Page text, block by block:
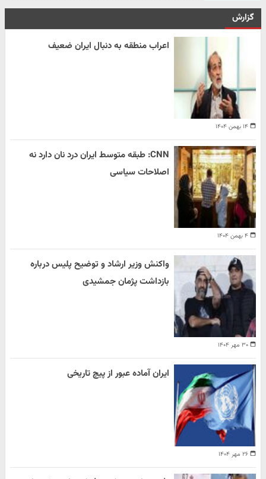
گزارش
۱۴ بهمن ۱۴۰۴
اعراب منطقه به دنبال ایران ضعیف
۴ بهمن ۱۴۰۴
CNN: طبقه متوسط ایران درد نان دارد نه
اصلاحات سیاسی
۳۰ مهر ۱۴۰۴
واکنش وزیر ارشاد و توضیح پلیس درباره
بازداشت پژمان جمشیدی
۲۶ مهر ۱۴۰۴
ایران آماده عبور از پیچ تاریخی